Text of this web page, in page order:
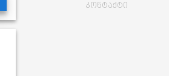
კონტაქტი